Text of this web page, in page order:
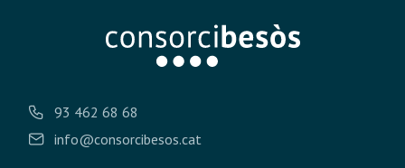
93 462 68 68
info@consorcibesos.cat